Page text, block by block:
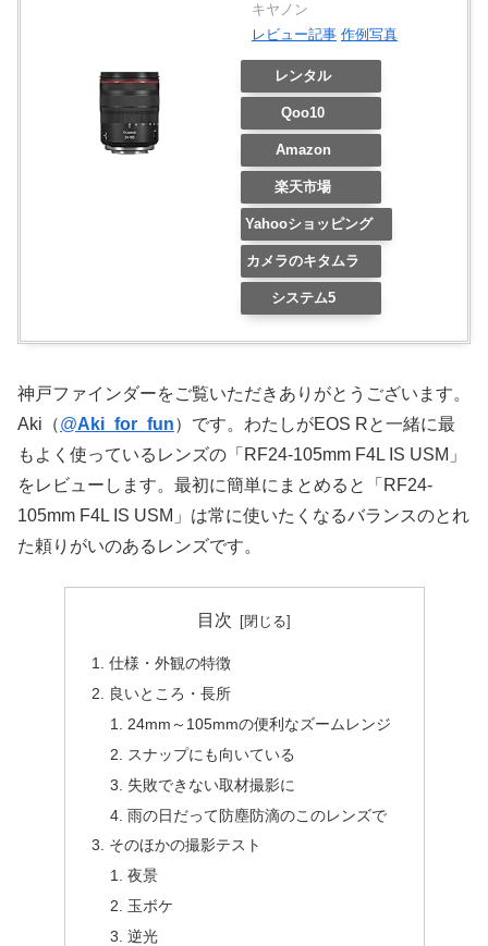
キヤノン
レビュー記事 作例写真
レンタル
Qoo10
Amazon
楽天市場
Yahooショッピング
カメラのキタムラ
システム5
神戸ファインダーをご覧いただきありがとうございます。
Aki（@Aki_for_fun）です。わたしがEOS Rと一緒に最
もよく使っているレンズの「RF24-105mm F4L IS USM」
をレビューします。最初に簡単にまとめると「RF24-
105mm F4L IS USM」は常に使いたくなるバランスのとれ
た頼りがいのあるレンズです。
目次
仕様・外観の特徴
良いところ・長所
24mm～105mmの便利なズームレンジ
スナップにも向いている
失敗できない取材撮影に
雨の日だって防塵防滴のこのレンズで
そのほかの撮影テスト
夜景
玉ボケ
逆光